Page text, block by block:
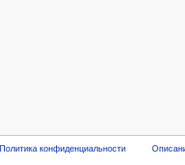
Политика конфиденциальности